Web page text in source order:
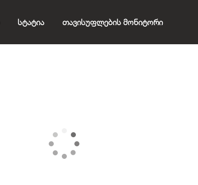
Სტატია Თავისუფლების Მონიტორი